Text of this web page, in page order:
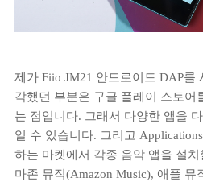
제가 Fiio JM21 안드로이드 DAP를
각했던 부분은 구글 플레이 스토어
는 점입니다. 그래서 다양한 앱을
일 수 있습니다. 그리고
하는 마켓에서 각종 음악 앱을 설
마존 뮤직(Amazon Music), 애플 뮤